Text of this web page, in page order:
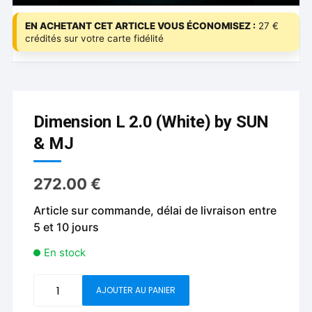
EN ACHETANT CET ARTICLE VOUS ÉCONOMISEZ : 27 €
crédités sur votre carte fidélité
Dimension L 2.0 (White) by SUN
& MJ
272.00€
Article sur commande, délai de livraison entre
5 et 10 jours
En stock
AJOUTER AU PANIER